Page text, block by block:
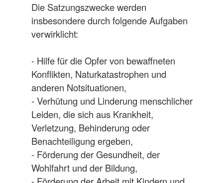
Die Satzungszwecke werden
insbesondere durch folgende Aufgaben
verwirklicht:
- Hilfe für die Opfer von bewaffneten
Konflikten, Naturkatastrophen und
anderen Notsituationen,
- Verhütung und Linderung menschlicher
Leiden, die sich aus Krankheit,
Verletzung, Behinderung oder
Benachteiligung ergeben,
- Förderung der Gesundheit, der
Wohlfahrt und der Bildung,